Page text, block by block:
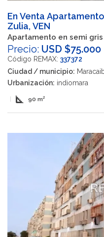
En Venta
Zulia, VEN
Apartamento en semi
Precio: USD $75.000
Código REMAX: 337372
Ciudad / municipio:
Urbanización: indiomara
square_foot 90 m²